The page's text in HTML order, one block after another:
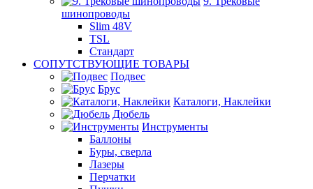
шинопроводы
Slim 48V
TSL
Стандарт
СОПУТСТВУЮЩИЕ ТОВАРЫ
Подвес
Брус
Каталоги, Наклейки
Дюбель
Инструменты
Баллоны
Буры, сверла
Лазеры
Перчатки